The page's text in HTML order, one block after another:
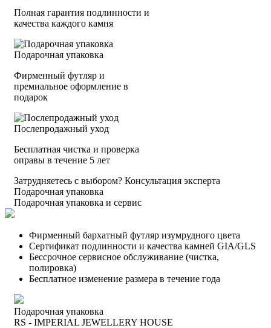
Полная гарантия подлинности и
качества каждого камня
Подарочная упаковка
Фирменный футляр и
премиальное оформление в
подарок
Послепродажный уход
Бесплатная чистка и проверка
оправы в течение 5 лет
Затрудняетесь с выбором? Консультация эксперта
Подарочная упаковка
Подарочная упаковка и сервис
Фирменный бархатный футляр изумрудного цвета
Сертификат подлинности и качества камней GIA/GLS
Бессрочное сервисное обслуживание (чистка,
полировка)
Бесплатное изменение размера в течение года
Подарочная упаковка
RS - IMPERIAL JEWELLERY HOUSE